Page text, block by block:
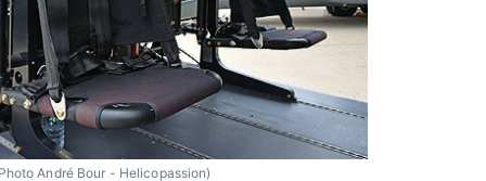
André Bour - Helicopassion)